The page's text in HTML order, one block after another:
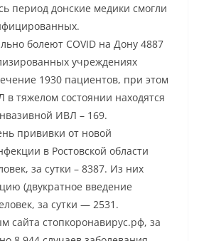
период донские медики смогли
болеют COVID на Дону 4887
учреждениях
1930 пациентов, при этом
тяжелом состоянии находятся
ИВЛ – 169.
прививки от новой
в Ростовской области
за сутки – 8387. Из них
(двукратное введение
за сутки — 2531.
сайта стопкоронавирус.рф, за